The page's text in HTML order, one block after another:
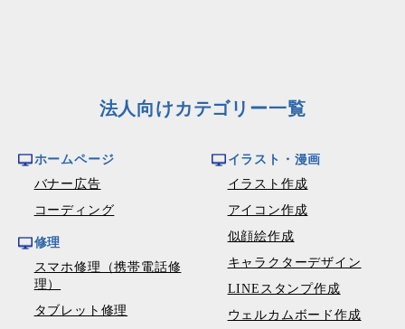
法人向けカテゴリー一覧
ホームページ
バナー広告
コーディング
修理
スマホ修理（携帯電話修
理）
タブレット修理
イラスト・漫画
イラスト作成
アイコン作成
似顔絵作成
キャラクターデザイン
LINEスタンプ作成
ウェルカムボード作成